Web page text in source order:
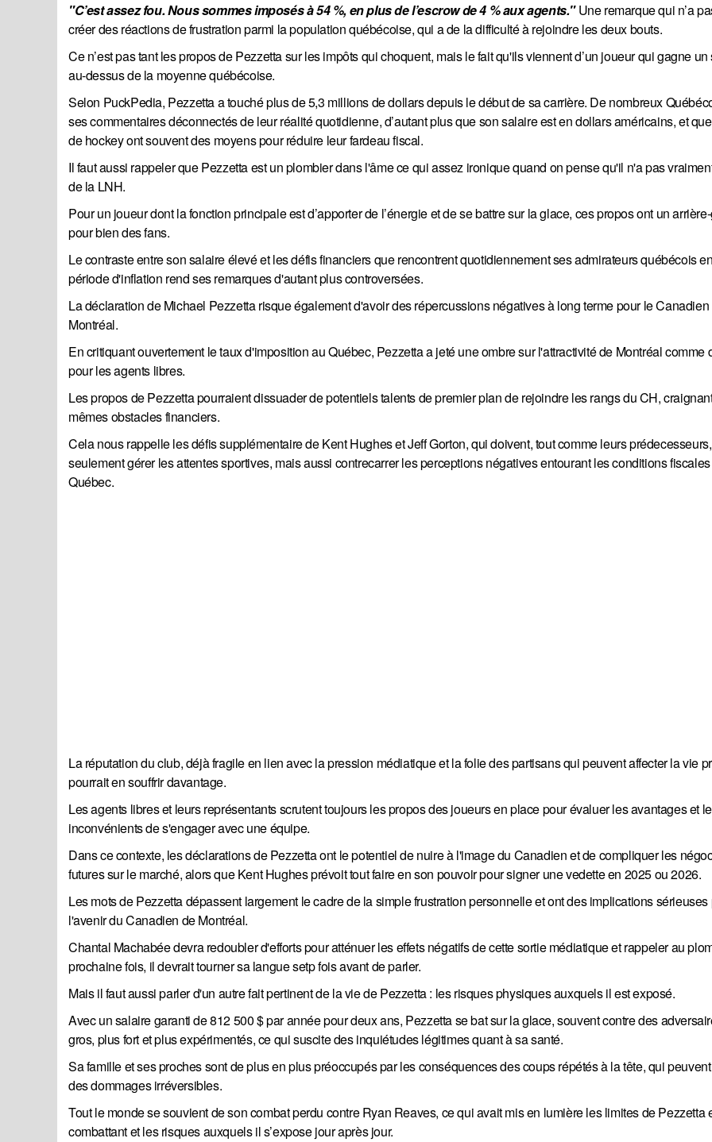
"C’est assez fou. Nous sommes imposés à 54 %, en plus de l’escrow de 4 % aux agents." Une remarque qui n’a
créer des réactions de frustration parmi la population québécoise, qui a de la difficulté à rejoindre les deux bouts.
Ce n’est pas tant les propos de Pezzetta sur les impôts qui choquent, mais le fait qu'ils viennent d’un joueur qui gagne
au-dessus de la moyenne québécoise.
Selon PuckPedia, Pezzetta a touché plus de 5,3 millions de dollars depuis le début de sa carrière. De nombreux
ses commentaires déconnectés de leur réalité quotidienne, d’autant plus que son salaire est en dollars américains, et
de hockey ont souvent des moyens pour réduire leur fardeau fiscal.
Il faut aussi rappeler que Pezzetta est un plombier dans l'âme ce qui assez ironique quand on pense qu'il n'a pas
de la LNH.
Pour un joueur dont la fonction principale est d’apporter de l’énergie et de se battre sur la glace, ces propos ont un
pour bien des fans.
Le contraste entre son salaire élevé et les défis financiers que rencontrent quotidiennement ses admirateurs québécois
période d'inflation rend ses remarques d'autant plus controversées.
La déclaration de Michael Pezzetta risque également d'avoir des répercussions négatives à long terme pour le
Montréal.
En critiquant ouvertement le taux d'imposition au Québec, Pezzetta a jeté une ombre sur l'attractivité de Montréal comme
pour les agents libres.
Les propos de Pezzetta pourraient dissuader de potentiels talents de premier plan de rejoindre les rangs du CH,
mêmes obstacles financiers.
Cela nous rappelle les défis supplémentaire de Kent Hughes et Jeff Gorton, qui doivent, tout comme leurs
seulement gérer les attentes sportives, mais aussi contrecarrer les perceptions négatives entourant les conditions
Québec.
La réputation du club, déjà fragile en lien avec la pression médiatique et la folie des partisans qui peuvent affecter la vie
pourrait en souffrir davantage.
Les agents libres et leurs représentants scrutent toujours les propos des joueurs en place pour évaluer les avantages et
inconvénients de s'engager avec une équipe.
Dans ce contexte, les déclarations de Pezzetta ont le potentiel de nuire à l'image du Canadien et de compliquer les
futures sur le marché, alors que Kent Hughes prévoit tout faire en son pouvoir pour signer une vedette en 2025 ou 2026.
Les mots de Pezzetta dépassent largement le cadre de la simple frustration personnelle et ont des implications sérieuses
l'avenir du Canadien de Montréal.
Chantal Machabée devra redoubler d'efforts pour atténuer les effets négatifs de cette sortie médiatique et rappeler au
prochaine fois, il devrait tourner sa langue setp fois avant de parler.
Mais il faut aussi parler d'un autre fait pertinent de la vie de Pezzetta : les risques physiques auxquels il est exposé.
Avec un salaire garanti de 812 500 $ par année pour deux ans, Pezzetta se bat sur la glace, souvent contre des
gros, plus fort et plus expérimentés, ce qui suscite des inquiétudes légitimes quant à sa santé.
Sa famille et ses proches sont de plus en plus préoccupés par les conséquences des coups répétés à la tête, qui
des dommages irréversibles.
Tout le monde se souvient de son combat perdu contre Ryan Reaves, ce qui avait mis en lumière les limites de Pezzetta
combattant et les risques auxquels il s’expose jour après jour.